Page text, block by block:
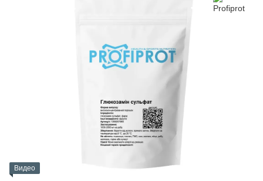
Видео